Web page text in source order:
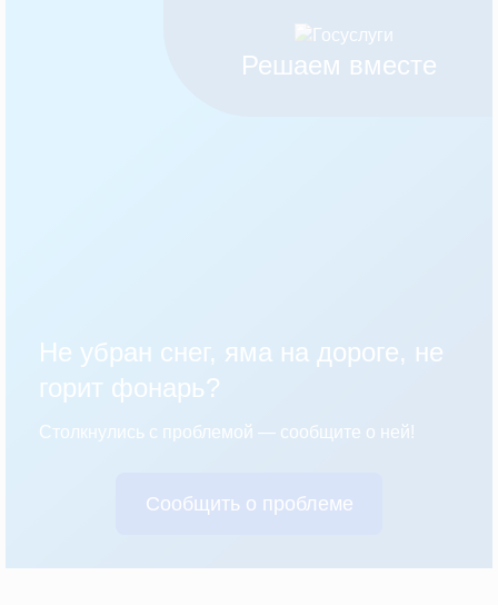
Решаем вместе
Не убран снег, яма на дороге, не
горит фонарь?
Столкнулись с проблемой — сообщите о ней!
Сообщить о проблеме